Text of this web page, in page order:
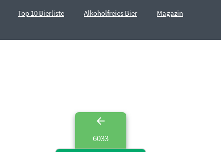
Top 10 Bierliste Alkoholfreies Bier Magazin
6033